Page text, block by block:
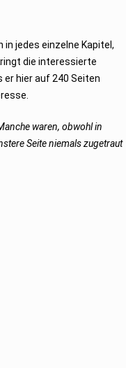
jedes einzelne Kapitel,
die interessierte
er hier auf 240 Seiten
waren, obwohl in
Seite niemals zugetraut